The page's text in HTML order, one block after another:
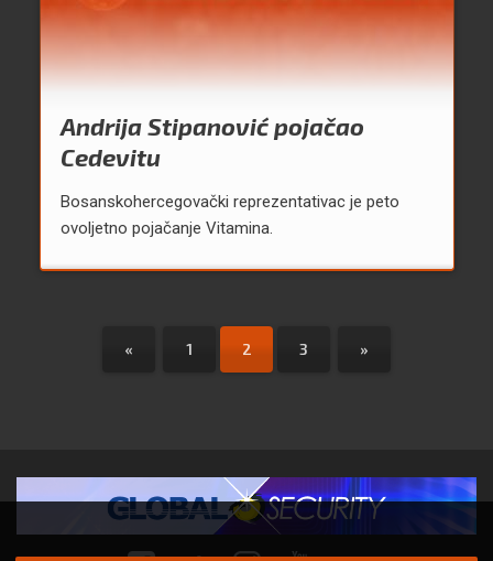
Andrija Stipanović pojačao
Cedevitu
Bosanskohercegovački reprezentativac je peto
ovoljetno pojačanje Vitamina.
« 1 2 3 »